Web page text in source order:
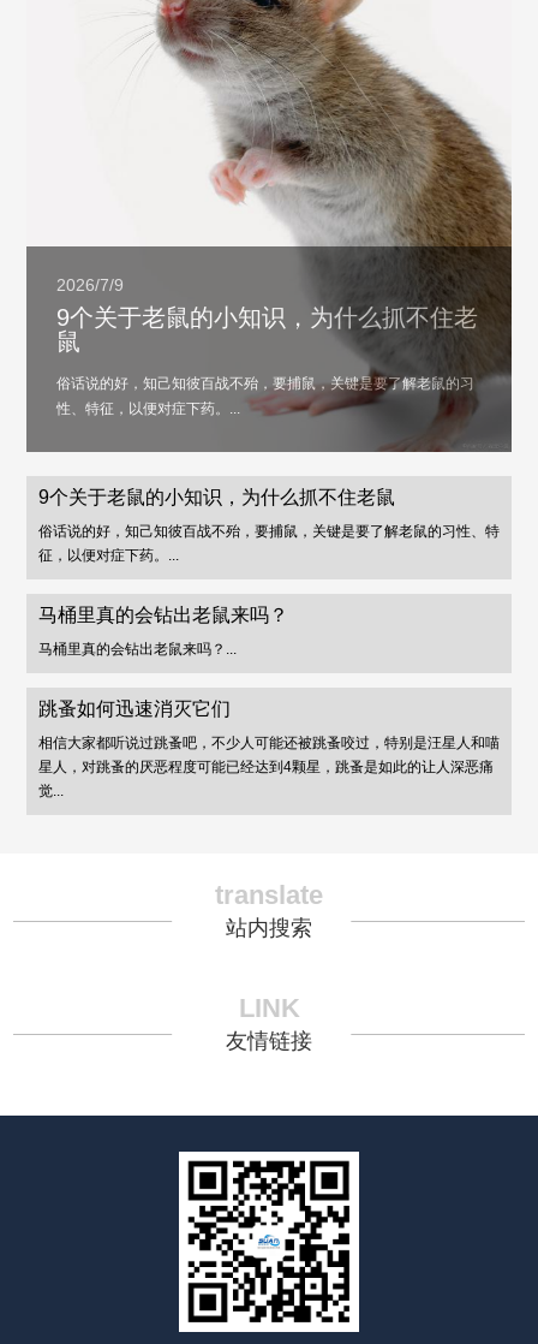
2026/7/9
9个关于老鼠的小知识，为什么抓不住老
鼠
俗话说的好，知己知彼百战不殆，要捕鼠，关键是要了解老鼠的习
性、特征，以便对症下药。...
9个关于老鼠的小知识，为什么抓不住老鼠
俗话说的好，知己知彼百战不殆，要捕鼠，关键是要了解老鼠的习性、特
征，以便对症下药。...
马桶里真的会钻出老鼠来吗？
马桶里真的会钻出老鼠来吗？...
跳蚤如何迅速消灭它们
相信大家都听说过跳蚤吧，不少人可能还被跳蚤咬过，特别是汪星人和喵
星人，对跳蚤的厌恶程度可能已经达到4颗星，跳蚤是如此的让人深恶痛
觉...
translate
站内搜索
LINK
友情链接